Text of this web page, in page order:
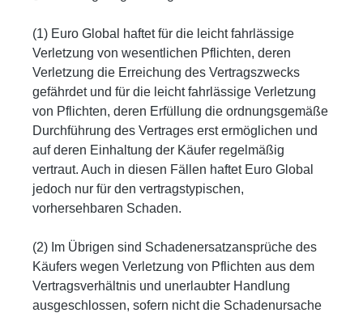
(1) Euro Global haftet für die leicht fahrlässige
Verletzung von wesentlichen Pflichten, deren
Verletzung die Erreichung des Vertragszwecks
gefährdet und für die leicht fahrlässige Verletzung
von Pflichten, deren Erfüllung die ordnungsgemäße
Durchführung des Vertrages erst ermöglichen und
auf deren Einhaltung der Käufer regelmäßig
vertraut. Auch in diesen Fällen haftet Euro Global
jedoch nur für den vertragstypischen,
vorhersehbaren Schaden.
(2) Im Übrigen sind Schadenersatzansprüche des
Käufers wegen Verletzung von Pflichten aus dem
Vertragsverhältnis und unerlaubter Handlung
ausgeschlossen, sofern nicht die Schadenursache